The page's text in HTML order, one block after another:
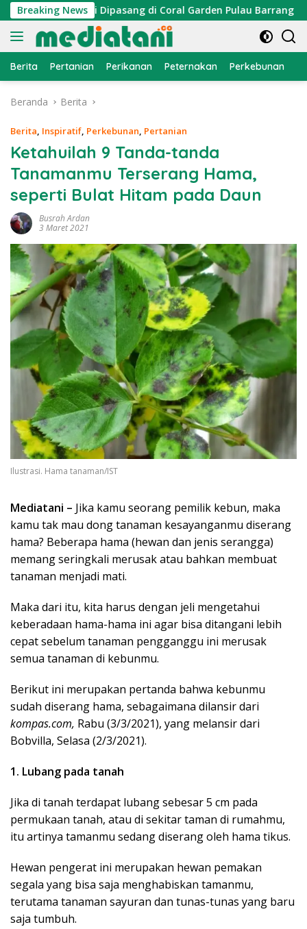
Langsung
ke
konten
Breaking News
Cumi Dipasang di Coral Garden Pulau Barrang Caddi
Berita Pertanian Perikanan Peternakan Perkebunan
Beranda Berita
Berita, Inspiratif, Perkebunan, Pertanian
Ketahuilah 9 Tanda-tanda
Tanamanmu Terserang Hama,
seperti Bulat Hitam pada Daun
Busrah Ardan
3 Maret 2021
Ilustrasi. Hama tanaman/IST
Mediatani – Jika kamu seorang pemilik kebun, maka
kamu tak mau dong tanaman kesayanganmu diserang
hama? Beberapa hama (hewan dan jenis serangga)
memang seringkali merusak atau bahkan membuat
tanaman menjadi mati.
Maka dari itu, kita harus dengan jeli mengetahui
keberadaan hama-hama ini agar bisa ditangani lebih
cepat sebelum tanaman pengganggu ini merusak
semua tanaman di kebunmu.
Berikut ini merupakan pertanda bahwa kebunmu
sudah diserang hama, sebagaimana dilansir dari
kompas.com, Rabu (3/3/2021), yang melansir dari
Bobvilla, Selasa (2/3/2021).
1. Lubang pada tanah
Jika di tanah terdapat lubang sebesar 5 cm pada
permukaan tanah, atau di sekitar taman di rumahmu,
itu artinya tamanmu sedang diserang oleh hama tikus.
Hewan pengerat ini merupakan hewan pemakan
segala yang bisa saja menghabiskan tamanmu,
terutama tanaman sayuran dan tunas-tunas yang baru
saja tumbuh.